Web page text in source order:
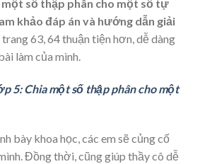
một số thập phân cho một số tự
khảo đáp án và hướng dẫn giải
trang 63, 64 thuận tiện hơn, dễ dàng
làm của mình.
5: Chia một số thập phân cho một
bày khoa học, các em sẽ củng cố
Đồng thời, cũng giúp thầy cô dễ